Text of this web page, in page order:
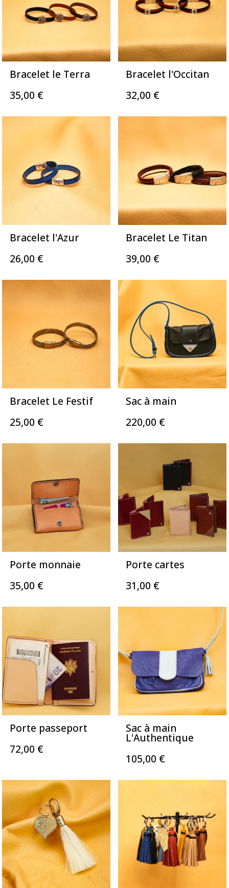
Bracelet le Terra
35,00 €
Bracelet l'Occitan
32,00 €
Bracelet l'Azur
26,00 €
Bracelet Le Titan
39,00 €
Bracelet Le Festif
25,00 €
Sac à main
220,00 €
Porte monnaie
35,00 €
Porte cartes
31,00 €
Porte passeport
72,00 €
Sac à main
L'Authentique
105,00 €